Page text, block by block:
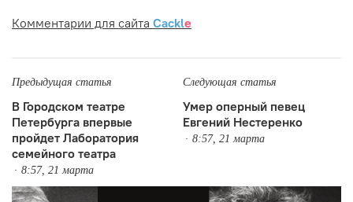
Комментарии для сайта Cackle
Предыдущая статья
В Городском театре
Петербурга впервые
пройдет Лаборатория
семейного театра
8:57, 21 марта
Следующая статья
Умер оперный певец
Евгений Нестеренко
8:57, 21 марта